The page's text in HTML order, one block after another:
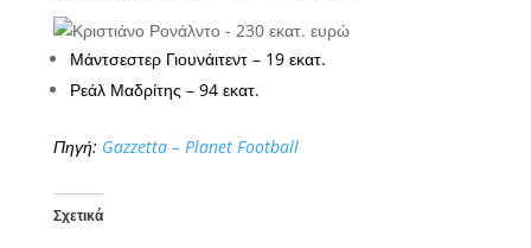
Μάντσεστερ Γιουνάιτεντ – 19 εκατ.
Ρεάλ Μαδρίτης – 94 εκατ.
Πηγή: Gazzetta – Planet Football
Σχετικά